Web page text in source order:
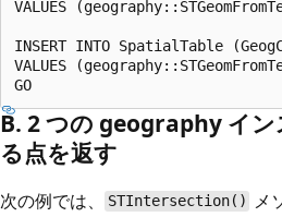
VALUES
INSERT INTO SpatialTable
VALUES
B. 2 つの geography イ
る点を返す
次の例では、 STIntersection()
メ